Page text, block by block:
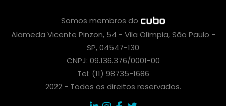
Somos membros do
Alameda Vicente Pinzon, 54 - Vila Olímpia, São Paulo -
SP, 04547-130
CNPJ: 09.136.376/0001-00
Tel: (11) 98735-1686
2022 - Todos os direitos reservados.